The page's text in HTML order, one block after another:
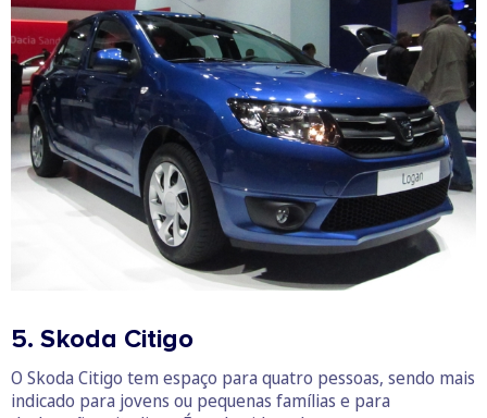
5. Skoda Citigo
O Skoda Citigo tem espaço para quatro pessoas, sendo mais
indicado para jovens ou pequenas famílias e para